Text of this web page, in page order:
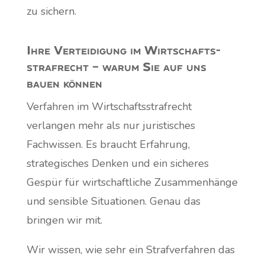
zu sichern.
Ihre Verteidigung im Wirtschafts­
strafrecht – warum Sie auf uns
bauen können
Verfahren im Wirtschaftsstrafrecht
verlangen mehr als nur juristisches
Fachwissen. Es braucht Erfahrung,
strategisches Denken und ein sicheres
Gespür für wirtschaftliche Zusammenhänge
und sensible Situationen. Genau das
bringen wir mit.
Wir wissen, wie sehr ein Strafverfahren das